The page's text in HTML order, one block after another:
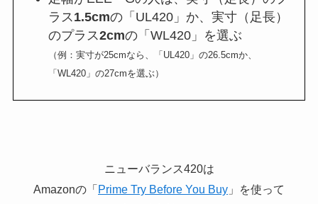
ラス 1.5cmの「UL420」か、実寸（足長）
のプラス2cmの「WL420」を選ぶ
（例：実寸が25cmなら、「UL420」の26.5cmか、
「WL420」の27cmを選ぶ）
ニューバランス420は
Amazonの「Prime Try Before You Buy 」を使って